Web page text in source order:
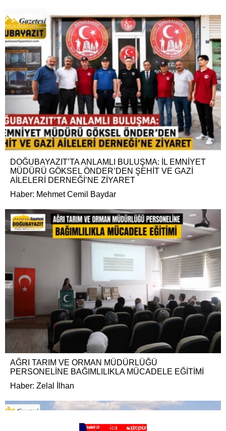
DOĞUBAYAZIT’TA ANLAMLI BULUŞMA: İL EMNİYET
MÜDÜRÜ GÖKSEL ÖNDER’DEN ŞEHİT VE GAZİ
AİLELERİ DERNEĞİ’NE ZİYARET
Haber: Mehmet Cemil Baydar
AĞRI TARIM VE ORMAN MÜDÜRLÜĞÜ
PERSONELİNE BAĞIMLILIKLA MÜCADELE EĞİTİMİ
Haber: Zelal İlhan